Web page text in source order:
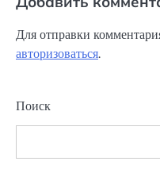
Для отправки
авторизоваться.
Поиск